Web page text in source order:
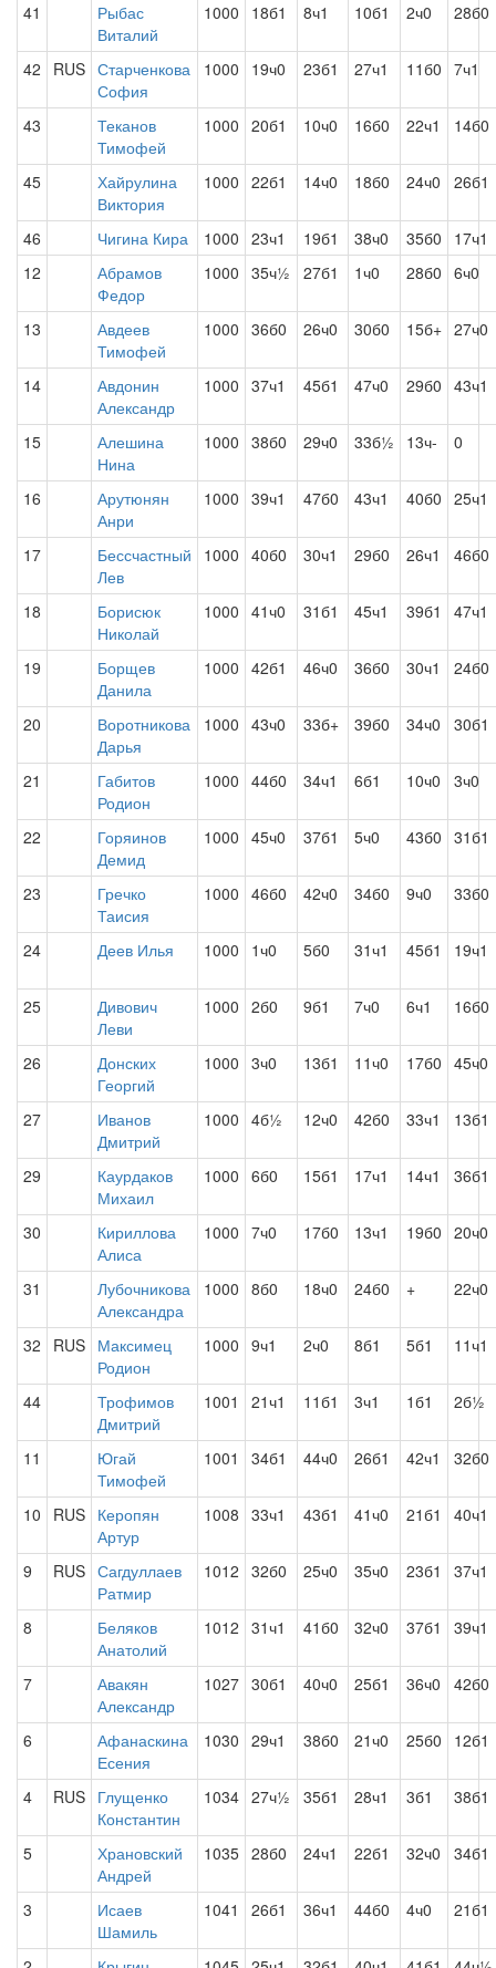
41
Рыбас
Виталий
1000 18б1 8ч1 10б1 2ч0 28б0
42 RUS Старченкова
София
1000 19ч0 23б1 27ч1 11б0 7ч1
43
Теканов
Тимофей
1000 20б1 10ч0 16б0 22ч1 14б0
45
Хайрулина
Виктория
1000 22б1 14ч0 18б0 24ч0 26б1
46 Чигина Кира 1000 23ч1 19б1 38ч0 35б0
17ч1
12
Абрамов
Федор
1000 35ч½ 27б1 1ч0 28б0 6ч0
13
Авдеев
Тимофей
1000 36б0 26ч0 30б0 15б+ 27ч0
14
Авдонин
Александр
1000 37ч1 45б1 47ч0 29б0 43ч1
15
Алешина
Нина
1000 38б0 29ч0 33б½ 13ч- 0
16
Арутюнян
Анри
1000 39ч1 47б0 43ч1 40б0 25ч1
17
Бессчастный
Лев
1000 40б0 30ч1 29б0 26ч1 46б0
18
Борисюк
Николай
1000 41ч0 31б1 45ч1 39б1 47ч1
19
Борщев
Данила
1000 42б1 46ч0 36б0 30ч1 24б0
20
Воротникова
Дарья
1000 43ч0 33б+ 39б0 34ч0 30б1
21
Габитов
Родион
1000 44б0 34ч1 6б1 10ч0 3ч0
22
Горяинов
Демид
1000 45ч0 37б1 5ч0 43б0 31б1
23
Гречко
Таисия
1000 46б0 42ч0 34б0 9ч0 33б0
24 Деев Илья 1000 1ч0 5б0 31ч1 45б1 19ч1
25
Дивович
Леви
1000 2б0 9б1 7ч0 6ч1 16б0
26
Донских
Георгий
1000 3ч0 13б1 11ч0 17б0 45ч0
27
Иванов
Дмитрий
1000 4б½ 12ч0 42б0 33ч1 13б1
29
Каурдаков
Михаил
1000 6б0 15б1 17ч1 14ч1 36б1
30
Кириллова
Алиса
1000 7ч0 17б0 13ч1 19б0 20ч0
31
Лубочникова
Александра
1000 8б0 18ч0 24б0 + 22ч0
32 RUS Максимец
Родион
1000 9ч1 2ч0 8б1 5б1 11ч1
44
Трофимов
Дмитрий
1001 21ч1 11б1 3ч1 1б1 2б½
11
Югай
Тимофей
1001 34б1 44ч0 26б1 42ч1 32б0
10 RUS Керопян
Артур
1008 33ч1 43б1 41ч0 21б1 40ч1
9 RUS Сагдуллаев
Ратмир
1012 32б0 25ч0 35ч0 23б1 37ч1
8
Беляков
Анатолий
1012 31ч1 41б0 32ч0 37б1 39ч1
7
Авакян
Александр
1027 30б1 40ч0 25б1 36ч0 42б0
6
Афанаскина
Есения
1030 29ч1 38б0 21ч0 25б0 12б1
4 RUS Глущенко
Константин
1034 27ч½ 35б1 28ч1 3б1 38б1
5
Храновский
Андрей
1035 28б0 24ч1 22б1 32ч0 34б1
3
Исаев
Шамиль
1041 26б1 36ч1 44б0 4ч0 21б1